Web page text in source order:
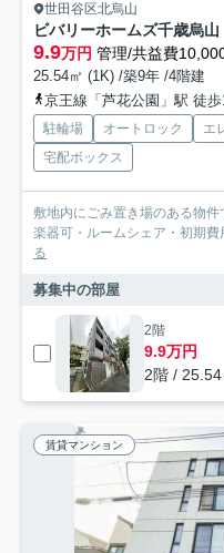
世田谷区北烏山
ビバリーホームズ千歳烏山
9.9万円 管理/共益費
25.54㎡ (1K) /築9年 /4階建
京王線「芦花公園」駅 徒
駐輪場 オートロック エ
宅配ボックス
敷地内にごみ置き場のある物
楽器可・ルームシェア・初期
る
募集中の部屋
2階
9.9万円
2階 /
賃貸マンション